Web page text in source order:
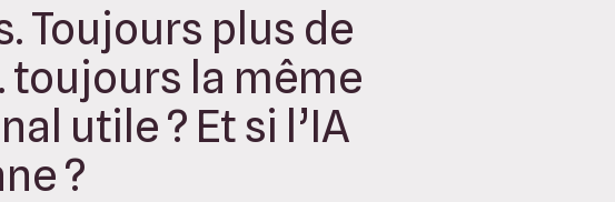
Toujours plus de
toujours la même
utile ? Et si l’IA
?